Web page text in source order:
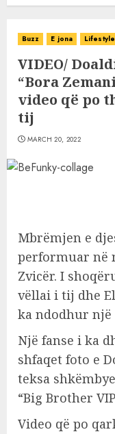
Buzz E jona Lifestyle
VIDEO/
“Bora
video që po
tij
MARCH 20, 2022
Mbrëmjen e
performuar në
Zvicër. I
vëllai i tij dhe
ka ndodhur një
Një fanse i ka
shfaqet foto e
teksa
“Big Brother
Video që po